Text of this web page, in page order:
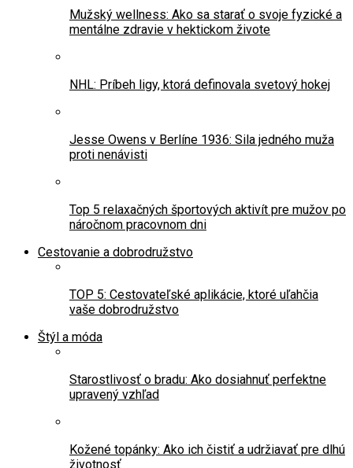
Mužský wellness: Ako sa starať o svoje fyzické a
mentálne zdravie v hektickom živote
NHL: Príbeh ligy, ktorá definovala svetový hokej
Jesse Owens v Berlíne 1936: Sila jedného muža
proti nenávisti
Top 5 relaxačných športových aktivít pre mužov po
náročnom pracovnom dni
Cestovanie a dobrodružstvo
TOP 5: Cestovateľské aplikácie, ktoré uľahčia
vaše dobrodružstvo
Štýl a móda
Starostlivosť o bradu: Ako dosiahnuť perfektne
upravený vzhľad
Kožené topánky: Ako ich čistiť a udržiavať pre dlhú
životnosť